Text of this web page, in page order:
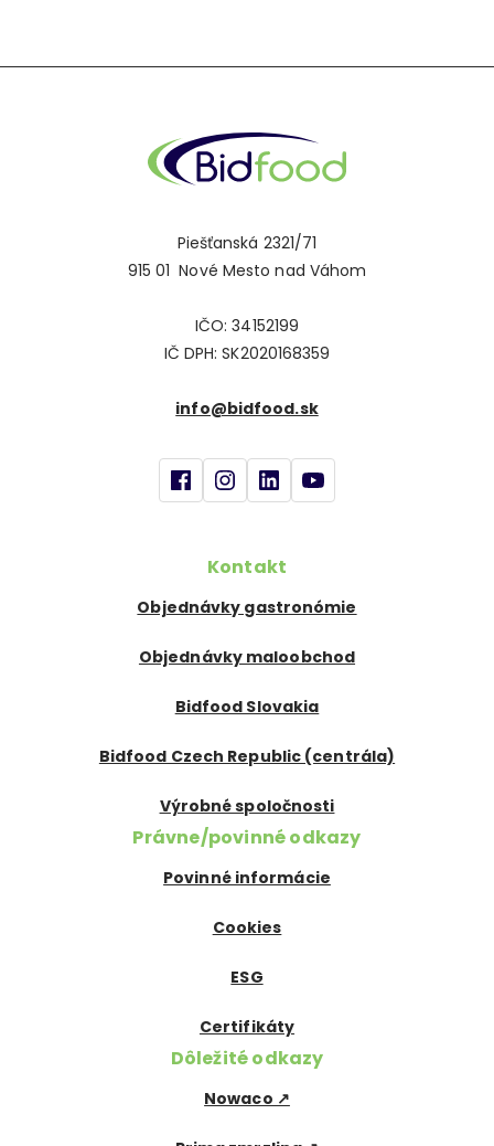
Piešťanská 2321/71
915 01 Nové Mesto nad Váhom
IČO: 34152199
IČ DPH: SK2020168359
info@bidfood.sk
Kontakt
Objednávky gastronómie
Objednávky maloobchod
Bidfood Slovakia
Bidfood Czech Republic (centrála)
Výrobné spoločnosti
Právne/povinné odkazy
Povinné informácie
Cookies
ESG
Certifikáty
Dôležité odkazy
Nowaco ↗